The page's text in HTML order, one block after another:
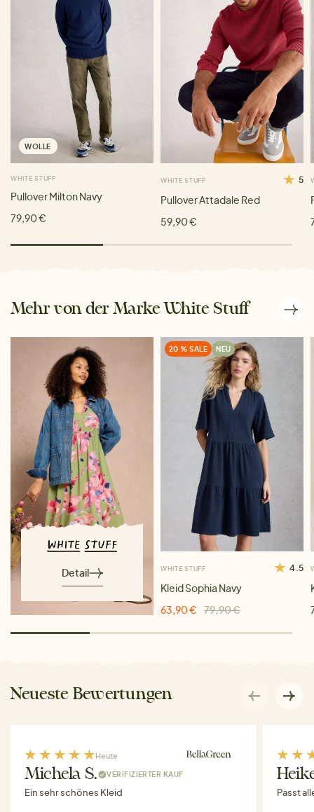
WOLLE
WHITE STUFF
Pullover Milton Navy
79,90 €
WHITE STUFF 5
Pullover Attadale Red
59,90 €
Mehr von der Marke White Stuff
Detail
20 % SALE NEU
WHITE STUFF 4.5
Kleid Sophia Navy
63,90 €
79,90 €
Neueste Bewertungen
Heute
Michela S. VERIFIZIERTER KAUF
Ein sehr schönes Kleid Passt